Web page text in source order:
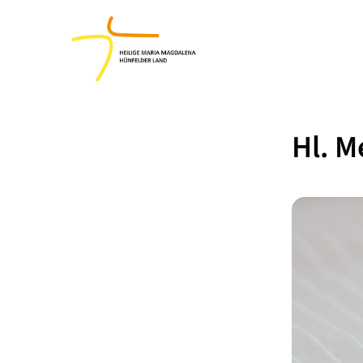
Hl.